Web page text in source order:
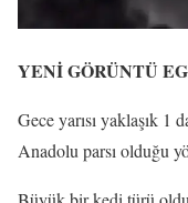
YENİ GÖRÜNTÜ
Gece yarısı yaklaşık
Anadolu parsı olduğu